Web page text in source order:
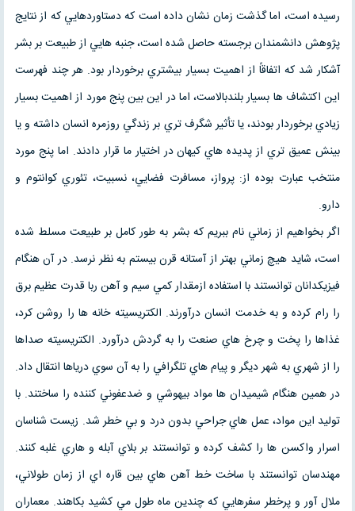
رسيده است، اما گذشت زمان نشان داده است كه دستاوردهايي كه از نتايج
پژوهش دانشمندان برجسته حاصل شده است، جنبه هايي از طبيعت بر بشر
آشكار شد كه اتفاقاً از اهميت بسيار بيشتري برخوردار بود. هر چند فهرست
اين اكتشاف ها بسيار بلندبالاست، اما در اين بين پنج مورد از اهميت بسيار
زیادي برخوردار بودند، يا تأثير شگرف تري بر زندگي روزمره انسان داشته و يا
بينش عميق تري از پديده هاي كيهان در اختيار ما قرار دادند. اما پنج مورد
منتخب عبارت بوده از: پرواز، مسافرت فضايي، نسبيت، تئوري كوانتوم و
دارو.
اگر بخواهيم از زماني نام ببريم كه بشر به طور كامل بر طبيعت مسلط شده
است، شايد هيچ زماني بهتر از آستانه قرن بيستم به نظر نرسد. در آن هنگام
فيزيكدانان توانستند با استفاده ازمقدار كمي سيم و آهن ربا قدرت عظيم برق
را رام كرده و به خدمت انسان درآورند. الكتريسيته خانه ها را روشن كرد،
غذاها را پخت و چرخ هاي صنعت را به گردش درآورد. الكتريسيته صداها
را از شهري به شهر ديگر و پيام هاي تلگرافي را به آن سوي درياها انتقال داد.
در همين هنگام شيميدان ها مواد بيهوشي و ضدعفوني كننده را ساختند. با
توليد اين مواد، عمل هاي جراحي بدون درد و بي خطر شد. زيست شناسان
اسرار واكسن ها را كشف كرده و توانستند بر بلاي آبله و هاري غلبه كنند.
مهندسان توانستند با ساخت خط آهن هاي بين قاره اي از زمان طولاني،
ملال آور و پرخطر سفرهايي كه چندين ماه طول مي كشيد بكاهند. معماران